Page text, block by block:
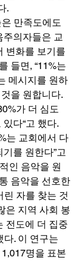
.
만족도에도
주의자들은 교
변화를 보기를
들면, “11%는
메시지를 원하
을 원합니다.
가 더 심도
다“고 했다.
는 교회에서 다
를 원한다”고
인 음악을 원
음악을 선호한
린 자를 찾는 것
은 지역 사회 봉
전도에 더 집중
다. 이 연구는
명을 표본